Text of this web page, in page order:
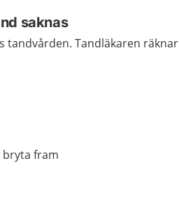
saknas
tandvården. Tandläkaren räknar
bryta fram